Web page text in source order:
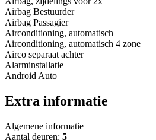
Airbag Bestuurder
Airbag Passagier
Airconditioning, automatisch
Airconditioning, automatisch 4 zone
Airco separaat achter
Alarminstallatie
Android Auto
Extra informatie
Algemene informatie
Aantal deuren: 5